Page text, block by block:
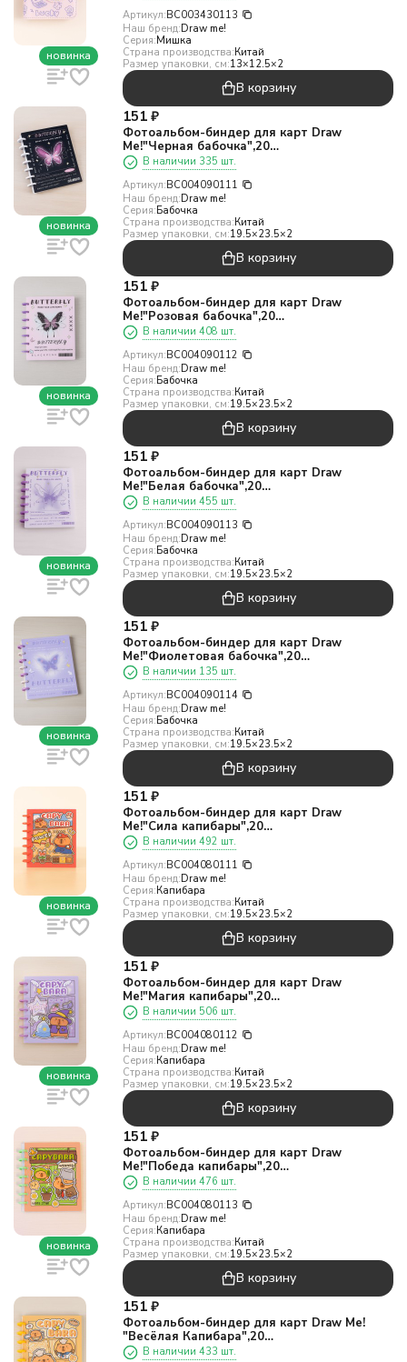
новинка
Артикул:BC003430113
Наш бренд:Draw me!
Серия:Мишка
Страна производства:Китай
Размер упаковки, см:13×12.5×2
В корзину
новинка
151 ₽
Фотоальбом-биндер для карт Draw
Me!"Черная бабочка",20
страниц(19,5*23,5см)
В наличии 335 шт.
Артикул:BC004090111
Наш бренд:Draw me!
Серия:Бабочка
Страна производства:Китай
Размер упаковки, см:19.5×23.5×2
В корзину
новинка
151 ₽
Фотоальбом-биндер для карт Draw
Me!"Розовая бабочка",20
страниц(19,5*23,5см)
В наличии 408 шт.
Артикул:BC004090112
Наш бренд:Draw me!
Серия:Бабочка
Страна производства:Китай
Размер упаковки, см:19.5×23.5×2
В корзину
новинка
151 ₽
Фотоальбом-биндер для карт Draw
Me!"Белая бабочка",20
страниц(19,5*23,5см)
В наличии 455 шт.
Артикул:BC004090113
Наш бренд:Draw me!
Серия:Бабочка
Страна производства:Китай
Размер упаковки, см:19.5×23.5×2
В корзину
новинка
151 ₽
Фотоальбом-биндер для карт Draw
Me!"Фиолетовая бабочка",20
страниц(19,5*23,5см)
В наличии 135 шт.
Артикул:BC004090114
Наш бренд:Draw me!
Серия:Бабочка
Страна производства:Китай
Размер упаковки, см:19.5×23.5×2
В корзину
новинка
151 ₽
Фотоальбом-биндер для карт Draw
Me!"Сила капибары",20
страниц(19,5*23,5см)
В наличии 492 шт.
Артикул:BC004080111
Наш бренд:Draw me!
Серия:Капибара
Страна производства:Китай
Размер упаковки, см:19.5×23.5×2
В корзину
новинка
151 ₽
Фотоальбом-биндер для карт Draw
Me!"Магия капибары",20
страниц(19,5*23,5см)
В наличии 506 шт.
Артикул:BC004080112
Наш бренд:Draw me!
Серия:Капибара
Страна производства:Китай
Размер упаковки, см:19.5×23.5×2
В корзину
новинка
151 ₽
Фотоальбом-биндер для карт Draw
Me!"Победа капибары",20
страниц(19,5*23,5см)
В наличии 476 шт.
Артикул:BC004080113
Наш бренд:Draw me!
Серия:Капибара
Страна производства:Китай
Размер упаковки, см:19.5×23.5×2
В корзину
151 ₽
Фотоальбом-биндер для карт Draw Me!
"Весёлая Капибара",20
страниц(19,5*23,5см)
В наличии 433 шт.